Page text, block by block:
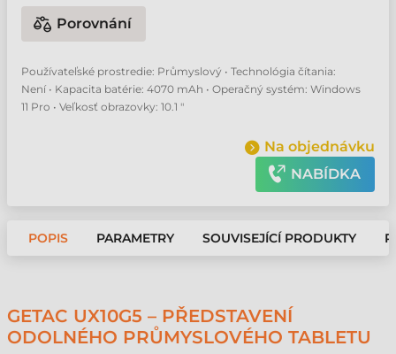
Porovnání
Používateľské prostredie: Průmyslový • Technológia čítania:
Není • Kapacita batérie: 4070 mAh • Operačný systém: Windows
11 Pro • Veľkosť obrazovky: 10.1 "
Na objednávku
NABÍDKA
POPIS PARAMETRY SOUVISEJÍCÍ PRODUKTY
GETAC UX10G5 – PŘEDSTAVENÍ
ODOLNÉHO PRŮMYSLOVÉHO TABLETU